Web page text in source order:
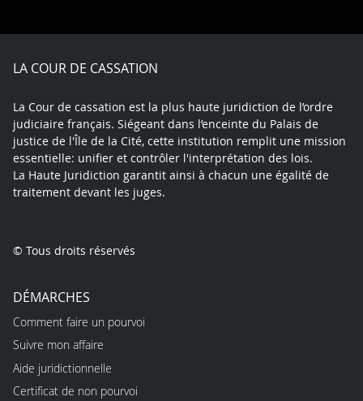
X
FacebookYoutubeLinkedInInstagram
LA COUR DE CASSATION
La Cour de cassation est la plus haute juridiction de l’ordre
judiciaire français. Siégeant dans l’enceinte du Palais de
justice de l'Île de la Cité, cette institution remplit une mission
essentielle: unifier et contrôler l'interprétation des lois.
La Haute Juridiction garantit ainsi à chacun une égalité de
traitement devant les juges.
© Tous droits réservés
DÉMARCHES
Comment faire un pourvoi
Suivre mon affaire
Aide juridictionnelle
Certificat de non pourvoi